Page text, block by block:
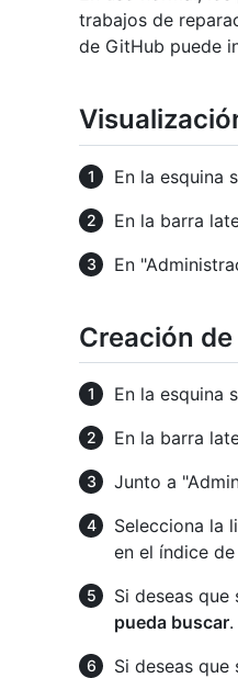
trabajos de
de GitHub puede
En la esquina
En la barra
En
Creación
En la esquina
En la barra
Junto a
Selecciona la
en el índice
Si deseas
pueda buscar.
Si deseas